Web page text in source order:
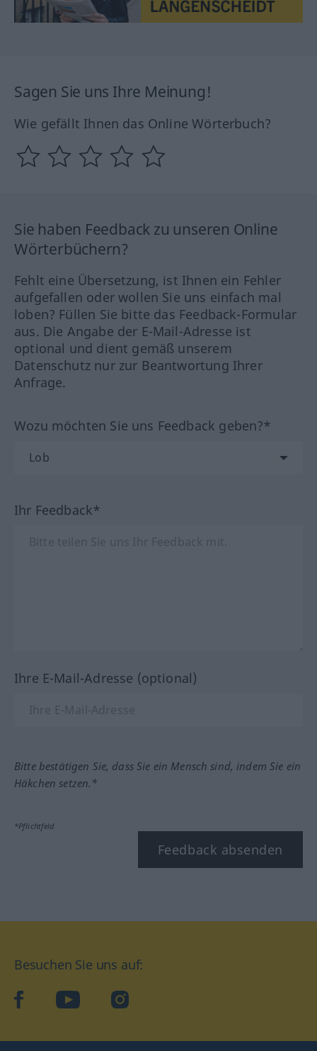
Sagen Sie uns Ihre Meinung!
Wie gefällt Ihnen das Online Wörterbuch?
Sie haben Feedback zu unseren Online
Wörterbüchern?
Fehlt eine Übersetzung, ist Ihnen ein Fehler
aufgefallen oder wollen Sie uns einfach mal
loben? Füllen Sie bitte das Feedback-Formular
aus. Die Angabe der E-Mail-Adresse ist
optional und dient gemäß unserem
Datenschutz nur zur Beantwortung Ihrer
Anfrage.
Wozu möchten Sie uns Feedback geben?*
Ihr Feedback*
Ihre E-Mail-Adresse (optional)
Bitte bestätigen Sie, dass Sie ein Mensch sind, indem Sie ein
Häkchen setzen.*
*Pflichtfeld
Feedback absenden
Besuchen Sie uns auf:
facebookYouTube Instagram